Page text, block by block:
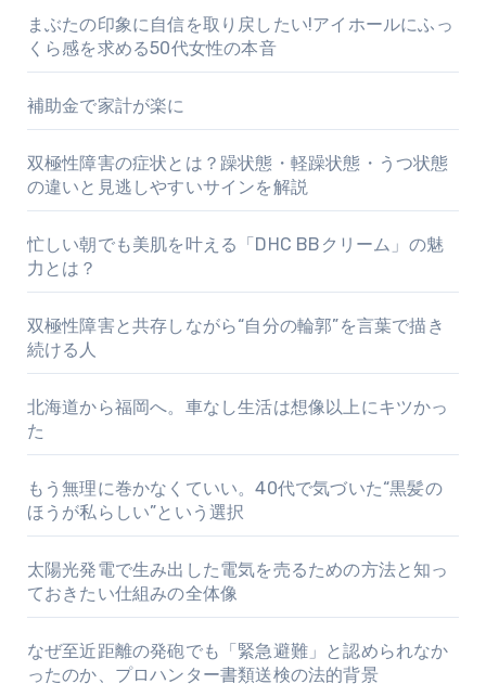
まぶたの印象に自信を取り戻したい!アイホールにふっ
くら感を求める50代女性の本音
補助金で家計が楽に
双極性障害の症状とは？躁状態・軽躁状態・うつ状態
の違いと見逃しやすいサインを解説
忙しい朝でも美肌を叶える「DHC BBクリーム」の魅
力とは？
双極性障害と共存しながら“自分の輪郭”を言葉で描き
続ける人
北海道から福岡へ。車なし生活は想像以上にキツかっ
た
もう無理に巻かなくていい。40代で気づいた“黒髪の
ほうが私らしい”という選択
太陽光発電で生み出した電気を売るための方法と知っ
ておきたい仕組みの全体像
なぜ至近距離の発砲でも「緊急避難」と認められなか
ったのか、プロハンター書類送検の法的背景